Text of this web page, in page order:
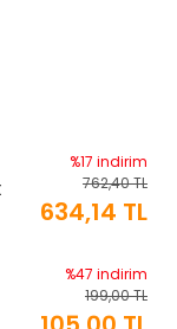
%14 indirim
250,00 TL
215,00 TL
%27 indirim
801,02 TL
586,46 TL
%17 indirim
762,40 TL
634,14 TL
%47 indirim
199,00 TL